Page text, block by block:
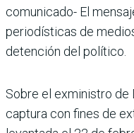
comunicado- El
periodísticas de
detención del político.
Sobre el exministro de
captura con fines de